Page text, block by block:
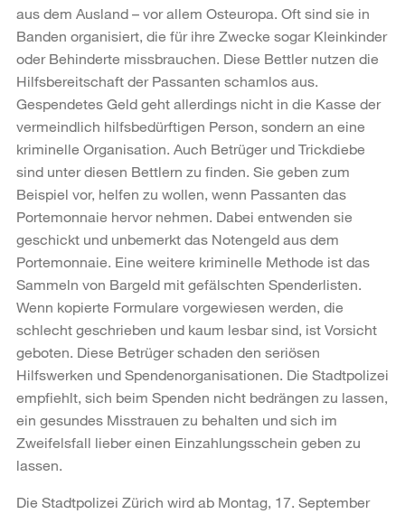
aus dem Ausland – vor allem Osteuropa. Oft sind sie in
Banden organisiert, die für ihre Zwecke sogar Kleinkinder
oder Behinderte missbrauchen. Diese Bettler nutzen die
Hilfsbereitschaft der Passanten schamlos aus.
Gespendetes Geld geht allerdings nicht in die Kasse der
vermeindlich hilfsbedürftigen Person, sondern an eine
kriminelle Organisation. Auch Betrüger und Trickdiebe
sind unter diesen Bettlern zu finden. Sie geben zum
Beispiel vor, helfen zu wollen, wenn Passanten das
Portemonnaie hervor nehmen. Dabei entwenden sie
geschickt und unbemerkt das Notengeld aus dem
Portemonnaie. Eine weitere kriminelle Methode ist das
Sammeln von Bargeld mit gefälschten Spenderlisten.
Wenn kopierte Formulare vorgewiesen werden, die
schlecht geschrieben und kaum lesbar sind, ist Vorsicht
geboten. Diese Betrüger schaden den seriösen
Hilfswerken und Spendenorganisationen. Die Stadtpolizei
empfiehlt, sich beim Spenden nicht bedrängen zu lassen,
ein gesundes Misstrauen zu behalten und sich im
Zweifelsfall lieber einen Einzahlungsschein geben zu
lassen.
Die Stadtpolizei Zürich wird ab Montag, 17. September